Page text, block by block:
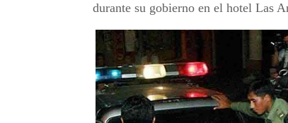
durante su gobierno en el hotel Las